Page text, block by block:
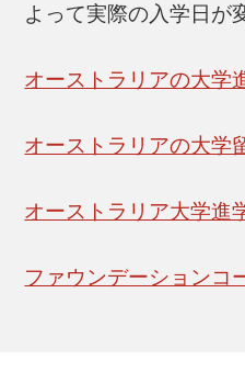
よって実際の入学日が
オーストラリアの大学
オーストラリアの大学
オーストラリア大学進
ファウンデーションコ